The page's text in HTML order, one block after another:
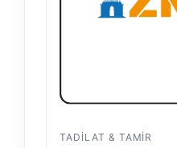
TADILAT & TAMIR